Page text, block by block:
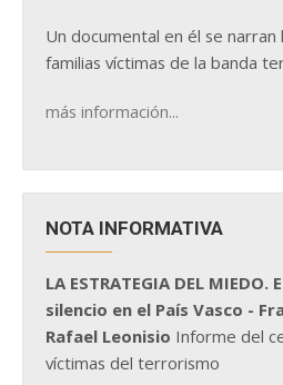
Un documental en él se
familias víctimas de la banda
más información...
NOTA INFORMATIVA
LA ESTRATEGIA DEL
silencio en el País Vasco -
Rafael Leonisio Informe del
víctimas del terrorismo